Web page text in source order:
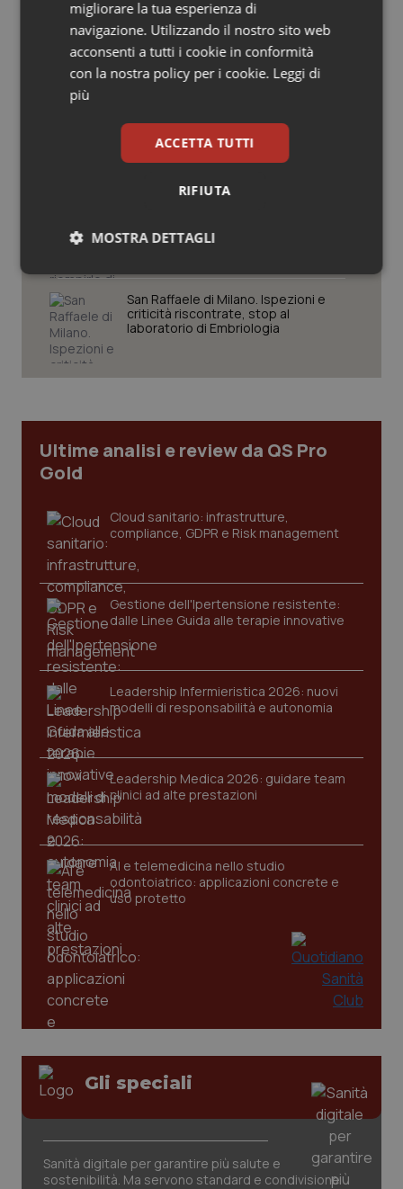
Salute orale & impianti
Sangue & coagulazione
Tumore al seno
Tumori gastrointestinali
Ulcera & Reflusso
Settimana della Scienza dello
Spallanzani: capire la ricerca per
comprendere il presente
Regione Lombardia scrive al ministro
Schillaci: “Gli attuali indicatori non
fotografano la qualità reale del Ssn”
punto della Conferenza delle Regioni
San Raffaele di Milano. Ispezioni e
criticità riscontrate, stop al
laboratorio di Embriologia
Ultime analisi e review da QS Pro
Gold
Cloud sanitario: infrastrutture,
compliance, GDPR e Risk management
Gestione dell'Ipertensione resistente:
dalle Linee Guida alle terapie innovative
Leadership Infermieristica 2026: nuovi
modelli di responsabilità e autonomia
Leadership Medica 2026: guidare team
clinici ad alte prestazioni
AI e telemedicina nello studio
odontoiatrico: applicazioni concrete e
uso protetto
Gli speciali
Sanità digitale per garantire più salute e
sostenibilità. Ma servono standard e condivisione
migliorare la tua esperienza di
navigazione. Utilizzando il nostro sito web
acconsenti a tutti i cookie in conformità
con la nostra policy per i cookie. Leggi di
più
ACCETTA TUTTI
RIFIUTA
MOSTRA DETTAGLI
Necessari Statistici Marketing
sito web abilitandone funzionalità di base quali la
navigazione sulle pagine e l'accesso alle aree
protette del sito. Il sito web non è in grado di
Nome
Fornitore/
VISITOR_PRIVACY_METADATA
www.quotidianosanita.it
tracking-enable
tracking-sites-ironfish-
session-id
www.quotidianosanita.it